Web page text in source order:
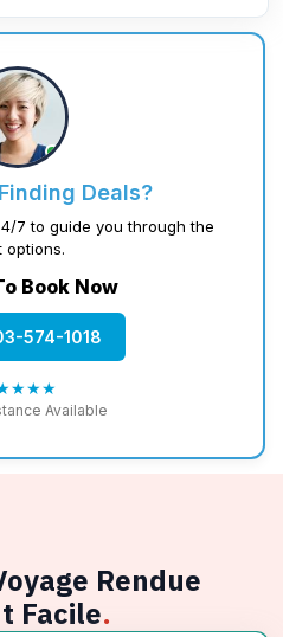
Deals?
7 to guide you through the
options.
Book Now
574-1018
Available
Rendue
Facile.